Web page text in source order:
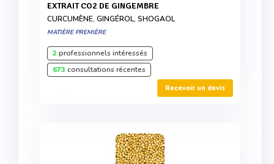
EXTRAIT CO2 DE GINGEMBRE
CURCUMÈNE, GINGÉROL, SHOGAOL
MATIÈRE PREMIÈRE
2professionnels intéressés
673 consultations récentes
Recevoir un devis